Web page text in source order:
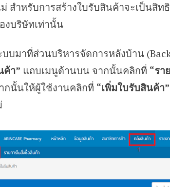
สำหรับการสร้างใบรับสินค้าจะเป็นสิ
งบริษัทเท่านั้น
บบมาที่ส่วนบริหารจัดการหลังบ้าน
ค้า” แถบเมนูด้านบน จากนั้นคลิกที่ “รา
กนั้นให้ผู้ใช้งานคลิกที่ “เพิ่มใบรับสินค้า”